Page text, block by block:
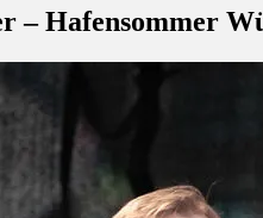
– Hafensommer